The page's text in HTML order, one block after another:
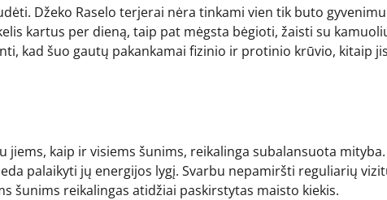
Džeko Raselo terjerai nėra tinkami vien tik buto
kartus per dieną, taip pat mėgsta bėgioti, žaisti su
kad šuo gautų pakankamai fizinio ir protinio krūvio, kitaip
jiems, kaip ir visiems šunims, reikalinga subalansuota mityba.
palaikyti jų energijos lygį. Svarbu nepamiršti reguliarių
šunims reikalingas atidžiai paskirstytas maisto kiekis.